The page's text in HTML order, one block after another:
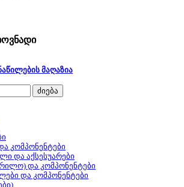
მაღაზია
ძიება
კომპონენტები
და აქსესუარები
და კომპონენტები
და კომპონენტები